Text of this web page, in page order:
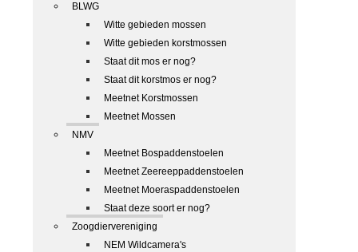
BLWG
Witte gebieden mossen
Witte gebieden korstmossen
Staat dit mos er nog?
Staat dit korstmos er nog?
Meetnet Korstmossen
Meetnet Mossen
NMV
Meetnet Bospaddenstoelen
Meetnet Zeereeppaddenstoelen
Meetnet Moeraspaddenstoelen
Staat deze soort er nog?
Zoogdiervereniging
NEM Wildcamera's